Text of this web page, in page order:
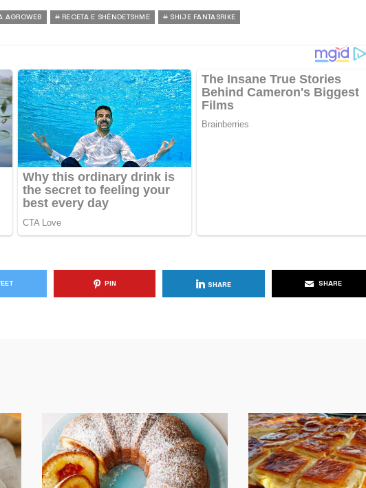
AGROWEB RECETA E SHËNDETSHME SHIJE FANTASRIKE
PIN SHARE SHARE